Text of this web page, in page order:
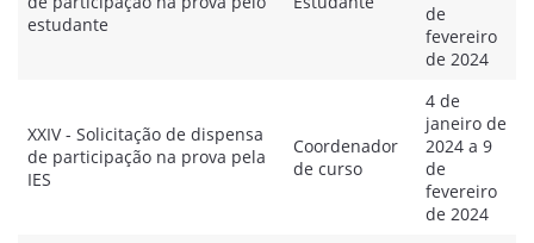
estudante
de
fevereiro
de 2024
XXIV - Solicitação de dispensa
de participação na prova pela
IES
Coordenador
de curso
4 de
janeiro de
2024 a 9
de
fevereiro
de 2024